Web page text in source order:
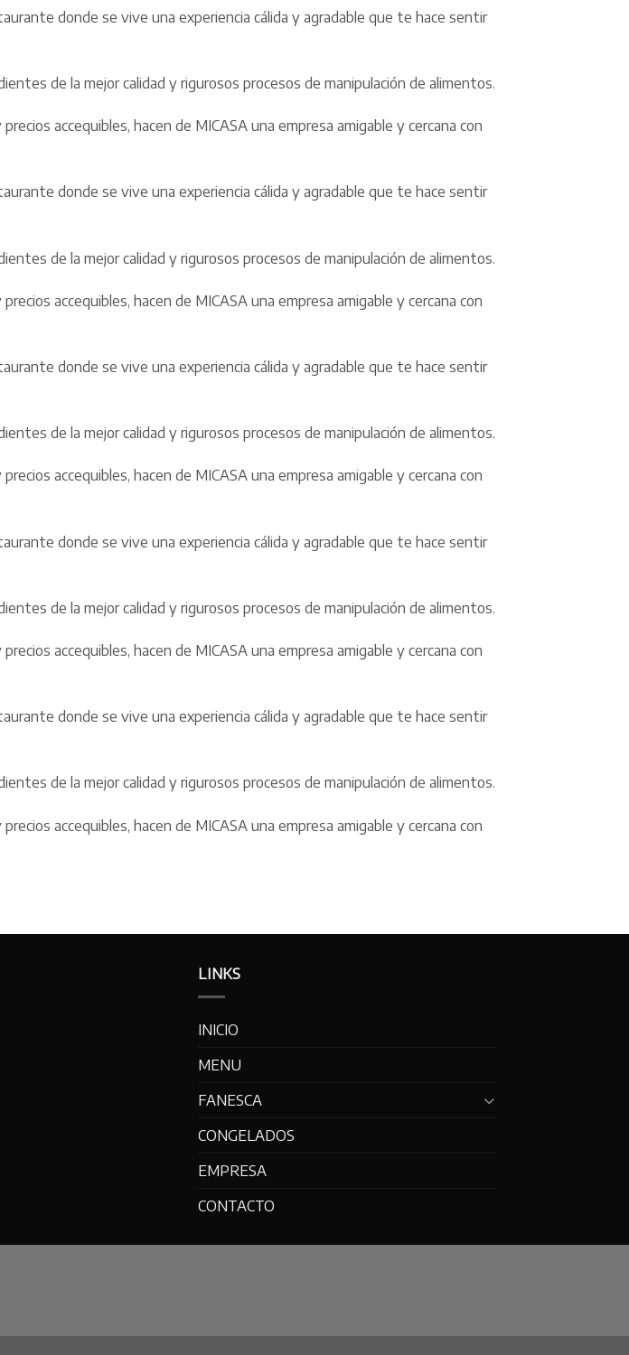
donde se vive una experiencia cálida y agradable que te hace sentir
de la mejor calidad y rigurosos procesos de manipulación de alimentos.
accequibles, hacen de MICASA una empresa amigable y cercana con
donde se vive una experiencia cálida y agradable que te hace sentir
de la mejor calidad y rigurosos procesos de manipulación de alimentos.
accequibles, hacen de MICASA una empresa amigable y cercana con
donde se vive una experiencia cálida y agradable que te hace sentir
de la mejor calidad y rigurosos procesos de manipulación de alimentos.
accequibles, hacen de MICASA una empresa amigable y cercana con
donde se vive una experiencia cálida y agradable que te hace sentir
de la mejor calidad y rigurosos procesos de manipulación de alimentos.
accequibles, hacen de MICASA una empresa amigable y cercana con
donde se vive una experiencia cálida y agradable que te hace sentir
de la mejor calidad y rigurosos procesos de manipulación de alimentos.
accequibles, hacen de MICASA una empresa amigable y cercana con
LINKS
INICIO
MENU
FANESCA
CONGELADOS
EMPRESA
CONTACTO